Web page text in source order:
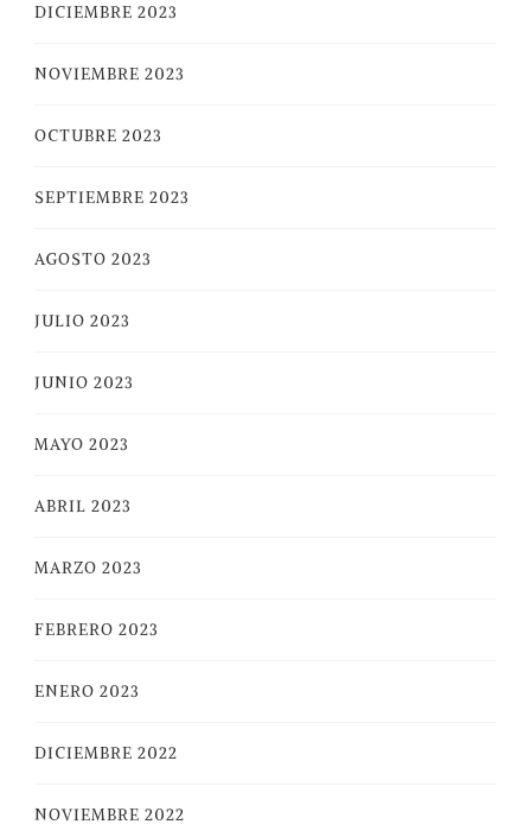
DICIEMBRE 2023
NOVIEMBRE 2023
OCTUBRE 2023
SEPTIEMBRE 2023
AGOSTO 2023
JULIO 2023
JUNIO 2023
MAYO 2023
ABRIL 2023
MARZO 2023
FEBRERO 2023
ENERO 2023
DICIEMBRE 2022
NOVIEMBRE 2022